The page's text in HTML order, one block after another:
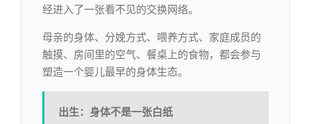
经进入了一张看不见的交换网络。
母亲的身体、分娩方式、喂养方式、家庭成员的
触摸、房间里的空气、餐桌上的食物，都会参与
塑造一个婴儿最早的身体生态。
出生：身体不是一张白纸